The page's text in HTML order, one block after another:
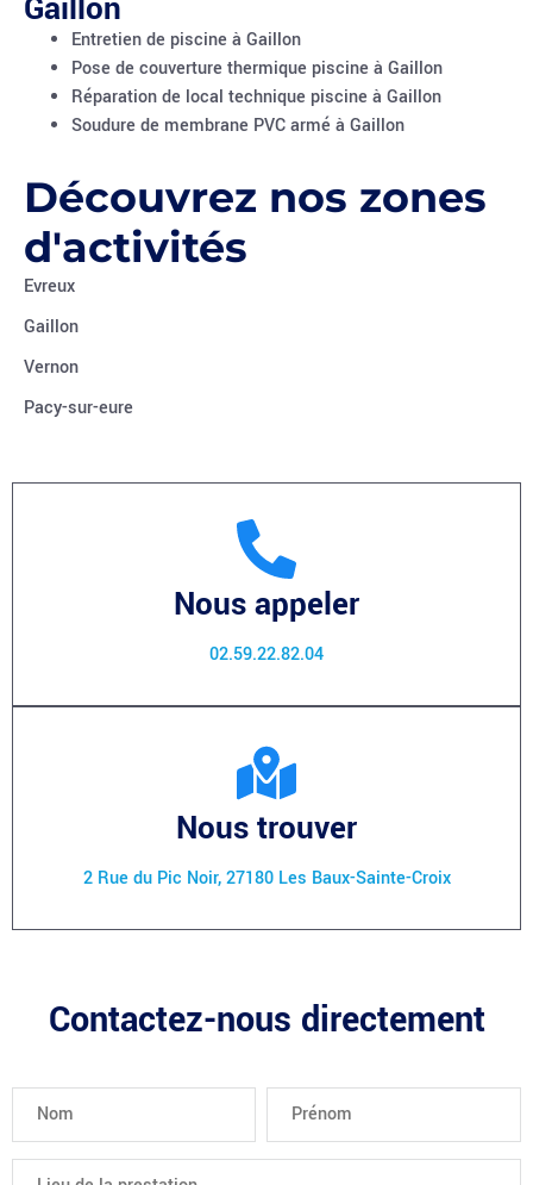
Gaillon
Entretien de piscine à Gaillon
Pose de couverture thermique piscine à Gaillon
Réparation de local technique piscine à Gaillon
Soudure de membrane PVC armé à Gaillon
Découvrez nos zones
d'activités
Evreux
Gaillon
Vernon
Pacy-sur-eure
Nous appeler
02.59.22.82.04
Nous trouver
2 Rue du Pic Noir, 27180 Les Baux-Sainte-Croix
Contactez-nous directement